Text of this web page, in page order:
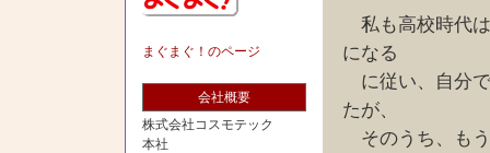
まぐまぐ！のページ
会社概要
株式会社コスモテック
本社
私も高校時代
になる
に従い、自分
たが、
そのうち、も